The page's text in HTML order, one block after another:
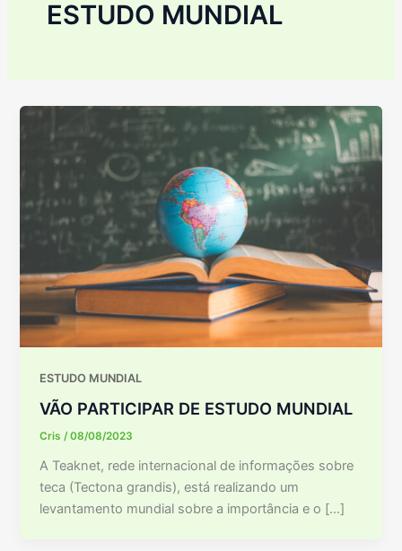
ESTUDO MUNDIAL
ESTUDO MUNDIAL
VÃO PARTICIPAR DE ESTUDO MUNDIAL
Cris/08/08/2023
A Teaknet, rede internacional de informações sobre
teca (Tectona grandis), está realizando um
levantamento mundial sobre a importância e o […]